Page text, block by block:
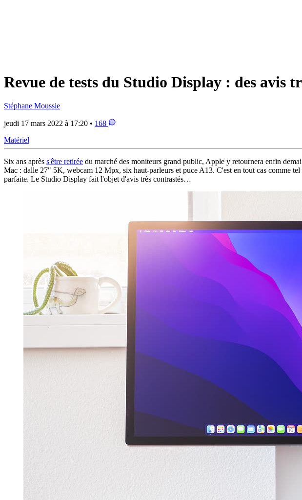
Revue de tests du Studio Display : des avis
Stéphane Moussie
jeudi 17 mars 2022 à 17:20 • 168
Matériel
Six ans après s'être retirée du marché des moniteurs grand public, Apple y retournera enfin
Mac : dalle 27" 5K, webcam 12 Mpx, six haut-parleurs et puce A13. C'est en tout cas comme tel
parfaite. Le Studio Display fait l'objet d'avis très contrastés…